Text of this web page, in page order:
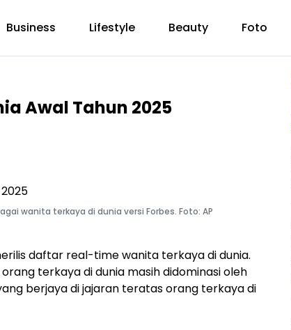
Business Lifestyle Beauty Foto
Awal Tahun 2025
wanita terkaya di dunia versi Forbes. Foto: AP
daftar real-time wanita terkaya di dunia.
terkaya di dunia masih didominasi oleh
berjaya di jajaran teratas orang terkaya di